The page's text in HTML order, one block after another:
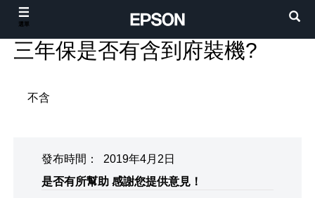
三年保是否有含到府裝機?
不含
發布時間： 2019年4月2日
是否有所幫助 感謝您提供意見！